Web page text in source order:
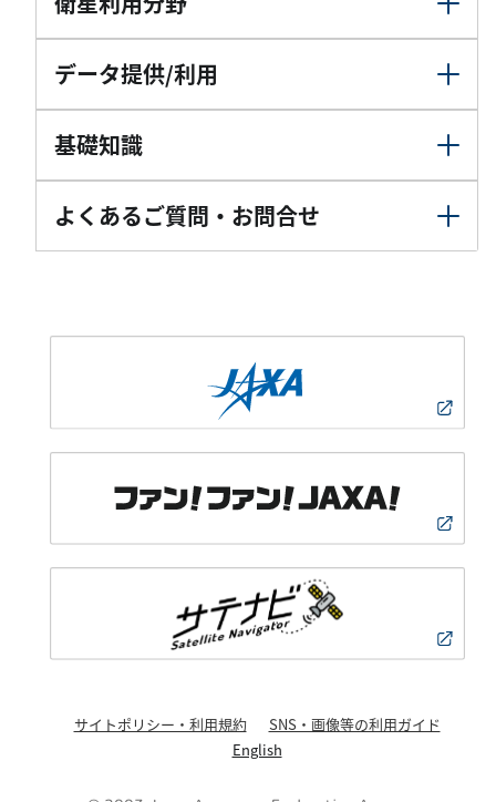
データ提供/利用
基礎知識
よくあるご質問・お問合せ
サイトポリシー・利用規約
SNS・画像等の利用ガイド
English